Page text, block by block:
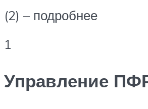
(2) – подробнее
1
Управление